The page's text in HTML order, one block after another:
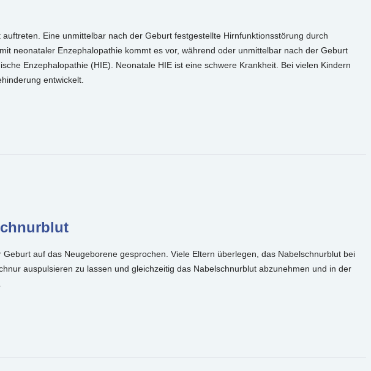
Eine unmittelbar nach der Geburt festgestellte Hirnfunktionsstörung durch
neonataler Enzephalopathie kommt es vor, während oder unmittelbar nach der Geburt
Enzephalopathie (HIE). Neonatale HIE ist eine schwere Krankheit. Bei vielen Kindern
entwickelt.
auf das Neugeborene gesprochen. Viele Eltern überlegen, das Nabelschnurblut bei
auspulsieren zu lassen und gleichzeitig das Nabelschnurblut abzunehmen und in der